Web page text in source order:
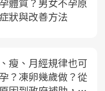
狀與改善方法
瘦、月經規律也可
？凍卵幾歲做？從